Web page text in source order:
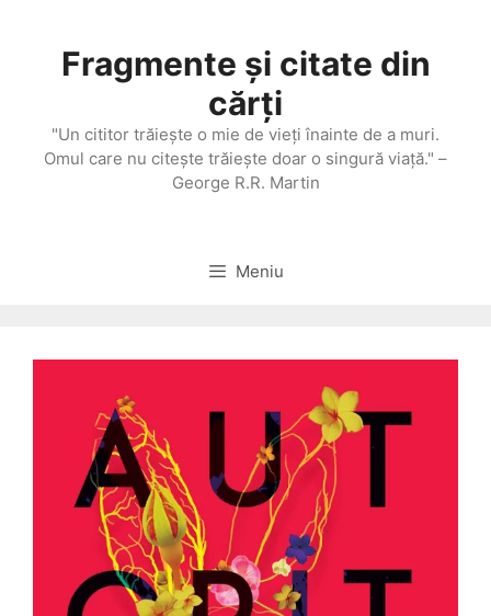
conținutFragmente și citate din
cărți
"Un cititor trăieşte o mie de vieţi înainte de a muri.
Omul care nu citeşte trăieşte doar o singură viaţă." –
George R.R. Martin
Meniu